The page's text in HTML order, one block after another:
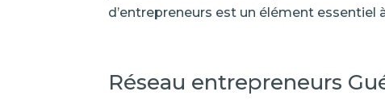
d’entrepreneurs est un élément
Réseau entrepreneurs